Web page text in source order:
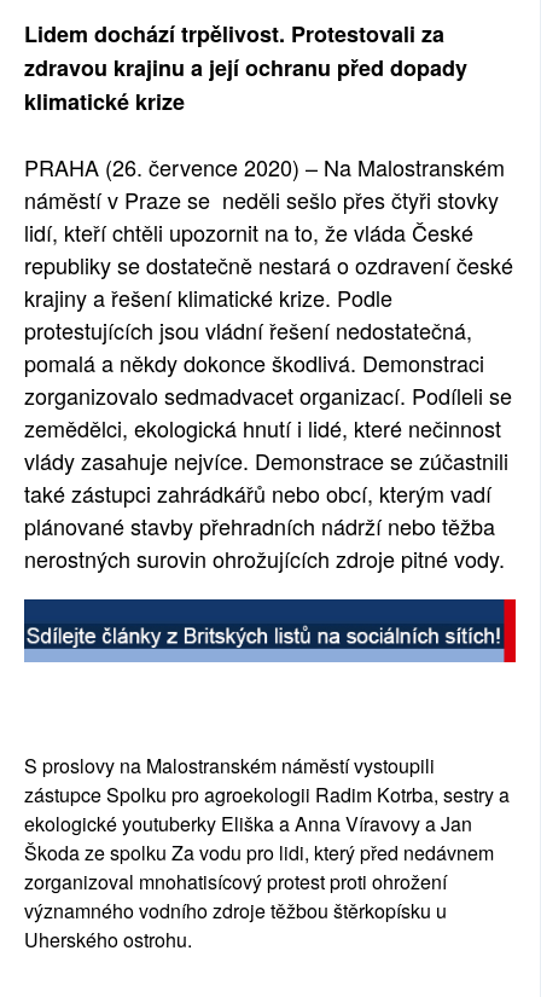
SOCIÁLNÍ SÍTĚ
Lidem dochází trpělivost. Protestovali za
zdravou krajinu a její ochranu před dopady
klimatické krize
PRAHA (26. července 2020) – Na Malostranském
náměstí v Praze se neděli sešlo přes čtyři stovky
lidí, kteří chtěli upozornit na to, že vláda České
republiky se dostatečně nestará o ozdravení české
krajiny a řešení klimatické krize. Podle
protestujících jsou vládní řešení nedostatečná,
pomalá a někdy dokonce škodlivá. Demonstraci
zorganizovalo sedmadvacet organizací. Podíleli se
zemědělci, ekologická hnutí i lidé, které nečinnost
vlády zasahuje nejvíce. Demonstrace se zúčastnili
také zástupci zahrádkářů nebo obcí, kterým vadí
plánované stavby přehradních nádrží nebo těžba
nerostných surovin ohrožujících zdroje pitné vody.
S proslovy na Malostranském náměstí vystoupili
zástupce Spolku pro agroekologii Radim Kotrba, sestry a
ekologické youtuberky Eliška a Anna Víravovy a Jan
Škoda ze spolku Za vodu pro lidi, který před nedávnem
zorganizoval mnohatisícový protest proti ohrožení
významného vodního zdroje těžbou štěrkopísku u
Uherského ostrohu.